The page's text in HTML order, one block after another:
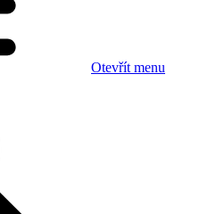
Otevřít menu